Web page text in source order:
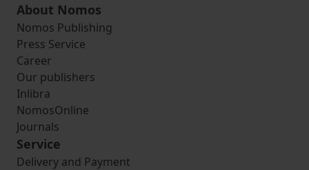
About Nomos
Nomos Publishing
Press Service
Career
Our publishers
Inlibra
NomosOnline
Journals
Service
Delivery and Payment